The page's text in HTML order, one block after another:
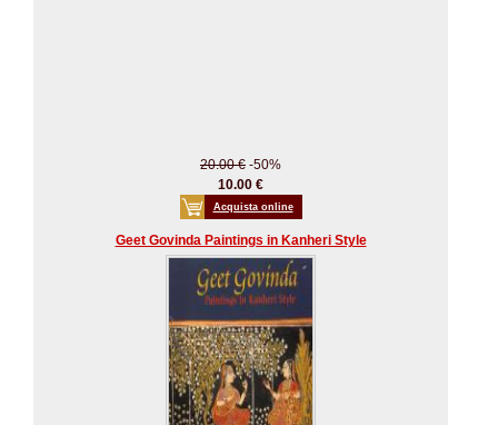
20.00 € -50%
10.00 €
Acquista online
Geet Govinda Paintings in Kanheri Style